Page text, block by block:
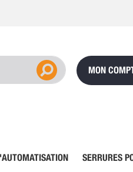
MON
SERRURES